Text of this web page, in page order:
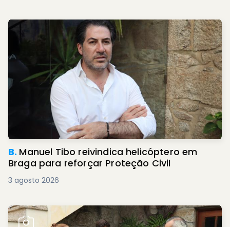
B. Manuel Tibo reivindica helicóptero em
Braga para reforçar Proteção Civil
3 agosto 2026